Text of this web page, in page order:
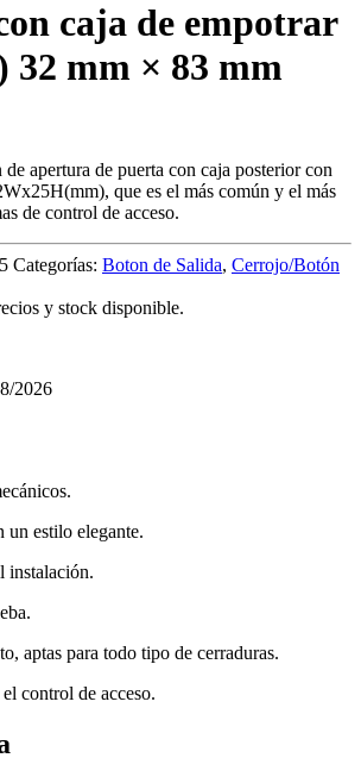
caja de empotrar
32 mm × 83 mm
apertura de puerta con caja posterior con
que es el más común y el más
de control de acceso.
Categorías: Boton de Salida, Cerrojo/Botón
y stock disponible.
2026
un estilo elegante.
instalación.
aptas para todo tipo de cerraduras.
control de acceso.